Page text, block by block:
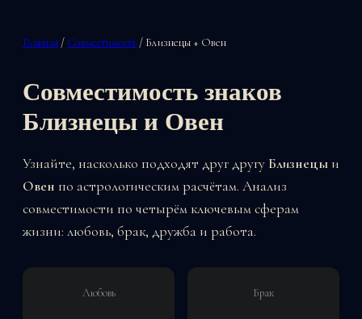
Главная / Совместимость / Близнецы + Овен
Совместимость знаков
Близнецы и Овен
Узнайте, насколько подходят друг другу Близнецы и
Овен по астрологическим расчётам. Анализ
совместимости по четырём ключевым сферам
жизни: любовь, брак, дружба и работа.
Любовь Брак